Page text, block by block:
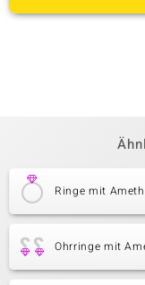
Ringe mit
Ohrringe mit